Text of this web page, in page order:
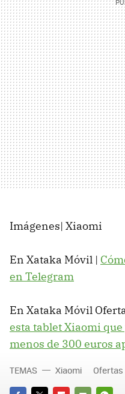
Imágenes| Xiaomi
En Xataka Móvil |
en Telegram
En Xataka Móvil
esta tablet Xiaomi
menos de 300 euros
TEMAS Xiaomi Ofertas